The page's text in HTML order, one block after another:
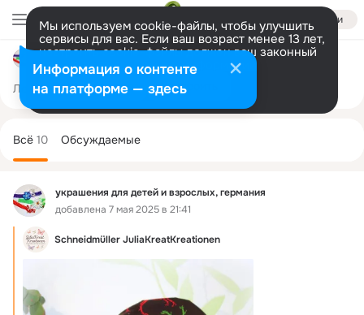
Войти
Мы используем cookie-файлы, чтобы улучшить
сервисы для вас. Если ваш возраст менее 13 лет,
настроить cookie-файлы должен ваш законный
представитель. Больше информации
Разрешить все Настроить
украшения для детей и взрослых, германия
Лента Участники 1.2K Товары
украшения для детей и взрослых, германия
добавлена 7 мая 2025 в 21:41
Schneidmüller JuliaKreatKreationen
колонка
Всё 10 Обсуждаемые
Информация о контенте
на платформе — здесь